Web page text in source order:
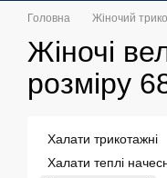
Головна Жіночий
Жіночі
розміру
Халати трикотажні
Халати теплі